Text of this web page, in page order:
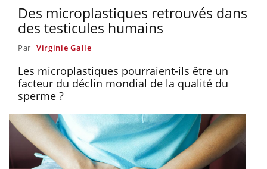
Des microplastiques retrouvés dans
des testicules humains
Par Virginie Galle
Les microplastiques pourraient-ils être un
facteur du déclin mondial de la qualité du
sperme ?